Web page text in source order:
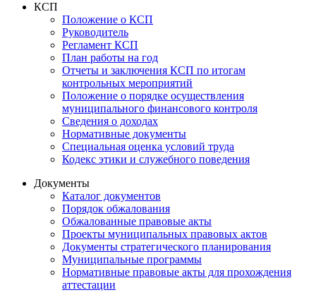
КСП
Положение о КСП
Руководитель
Регламент КСП
План работы на год
Отчеты и заключения КСП по итогам
контрольных мероприятий
Положение о порядке осуществления
муниципального финансового контроля
Сведения о доходах
Нормативные документы
Специальная оценка условий труда
Кодекс этики и служебного поведения
Документы
Каталог документов
Порядок обжалования
Обжалованные правовые акты
Проекты муниципальных правовых актов
Документы стратегического планирования
Муниципальные программы
Нормативные правовые акты для прохождения
аттестации